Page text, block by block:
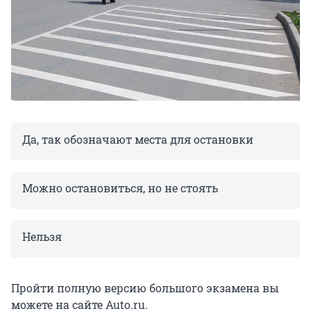
Да, так обозначают места для остановки
Можно остановиться, но не стоять
Нельзя
Пройти полную версию большого экзамена вы
можете на сайте Auto.ru.